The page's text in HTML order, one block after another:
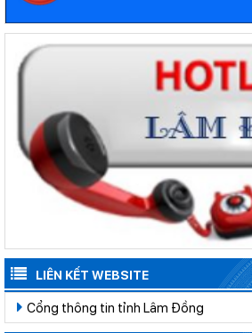
LIÊN KẾT WEBSITE
Cổng thông tin tỉnh Lâm Đồng